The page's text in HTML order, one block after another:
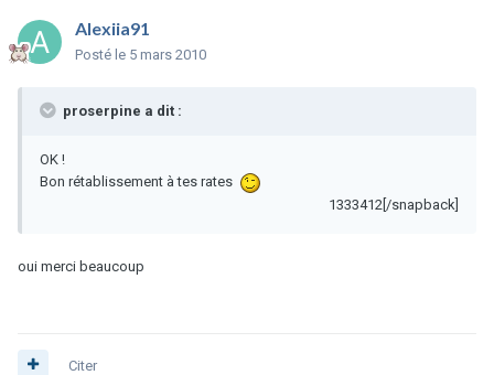
Alexiia91
Posté le 5 mars 2010
proserpine a dit :
OK !
Bon rétablissement à tes rates
1333412[/snapback]
oui merci beaucoup
Citer